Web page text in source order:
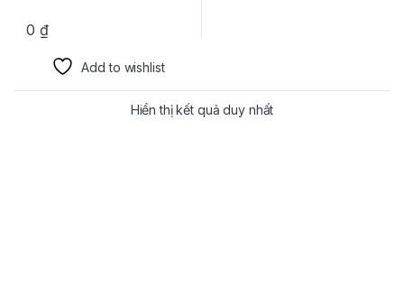
0 ₫
Add to wishlist
Hiển thị kết quả duy nhất